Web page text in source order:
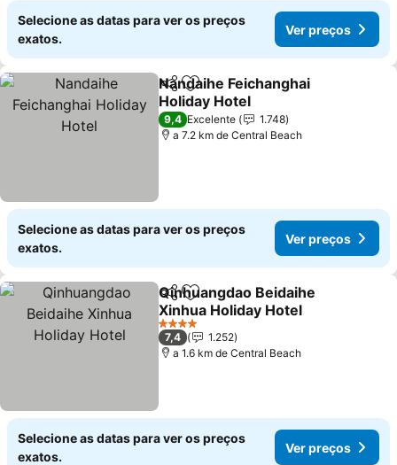
Selecione as datas para ver os preços
exatos.
Ver preços
PartilharAdicionar aos favoritos
Nandaihe Feichanghai
Holiday Hotel
Ver preços
9,4 Excelente
1.748
a 7.2 km de Central Beach
Selecione as datas para ver os preços
exatos.
Ver preços
PartilharAdicionar aos favoritos
Qinhuangdao Beidaihe
Xinhua Holiday Hotel
Ver preços
4 Estrelas
7,4
1.252
a 1.6 km de Central Beach
Selecione as datas para ver os preços
exatos.
Ver preços